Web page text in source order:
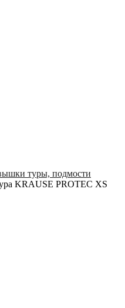
туры, подмости
KRAUSE PROTEC XS